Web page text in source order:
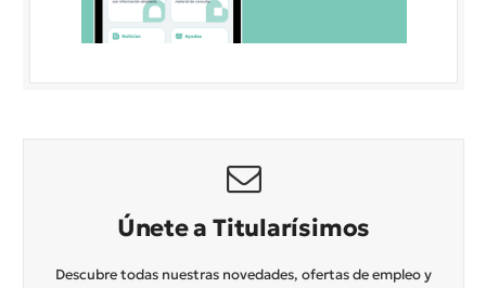
Únete a Titularísimos
Descubre todas nuestras novedades, ofertas de empleo y